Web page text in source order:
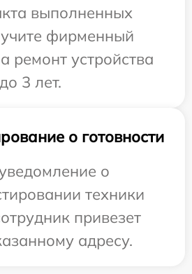
выполненных
фирменный
ремонт устройства
3 лет.
о готовности
о
техники
привезет
адресу.